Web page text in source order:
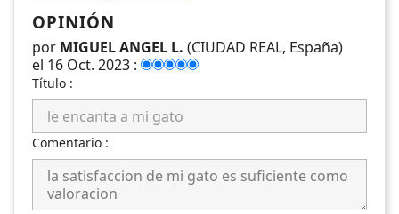
OPINIÓN
por MIGUEL ANGEL L. (CIUDAD REAL, España)
el 16 Oct. 2023 :
Título :
Comentario :